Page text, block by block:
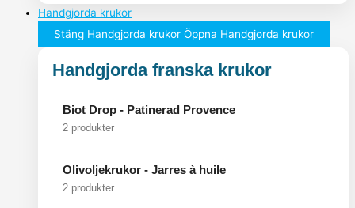
Handgjorda krukor
Stäng Handgjorda krukor Öppna Handgjorda krukor
Handgjorda franska krukor
Biot Drop - Patinerad Provence
2 produkter
Olivoljekrukor - Jarres à huile
2 produkter